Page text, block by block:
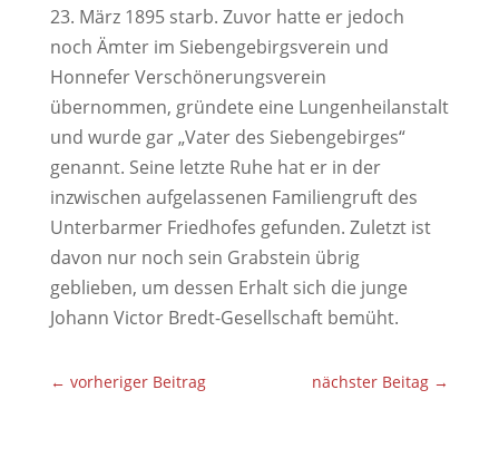
23. März 1895 starb. Zuvor hatte er jedoch
noch Ämter im Siebengebirgsverein und
Honnefer Verschönerungsverein
übernommen, gründete eine Lungenheilanstalt
und wurde gar „Vater des Siebengebirges“
genannt. Seine letzte Ruhe hat er in der
inzwischen aufgelassenen Familiengruft des
Unterbarmer Friedhofes gefunden. Zuletzt ist
davon nur noch sein Grabstein übrig
geblieben, um dessen Erhalt sich die junge
Johann Victor Bredt-Gesellschaft bemüht.
← vorheriger Beitrag nächster Beitag →